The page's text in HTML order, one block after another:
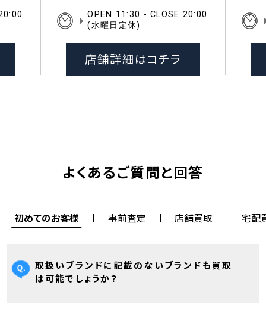
OPEN 11:30 - CLOSE 20:00
(水曜日定休)
店舗詳細はコチラ
よくあるご質問と回答
初めてのお客様 事前査定 店舗買取 宅配
取扱いブランドに記載のないブランドも買取
は可能でしょうか？